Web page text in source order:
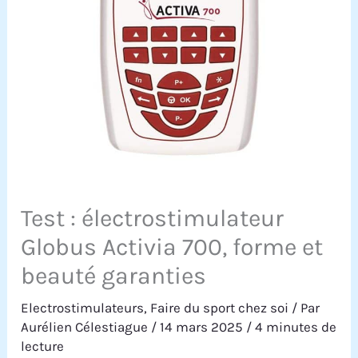
Test : électrostimulateur
Globus Activia 700, forme et
beauté garanties
Electrostimulateurs, Faire du sport chez soi / Par
Aurélien Célestiague /14 mars 2025 /4 minutes de
lecture